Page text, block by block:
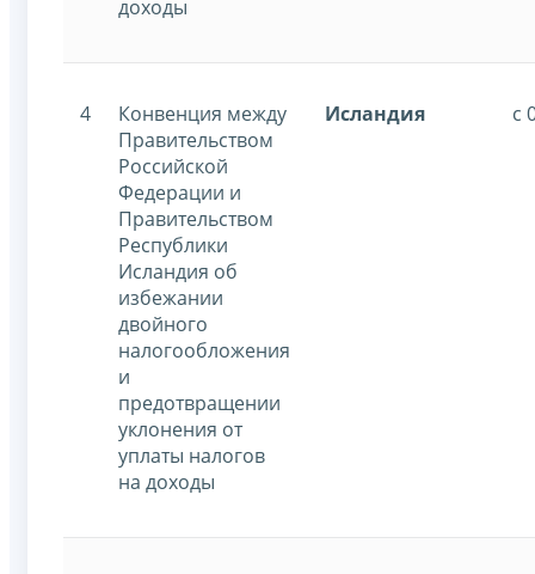
доходы
4
Конвенция между
Правительством
Российской
Федерации и
Правительством
Республики
Исландия об
избежании
двойного
налогообложения
и
предотвращении
уклонения от
уплаты налогов
на доходы
Исландия с